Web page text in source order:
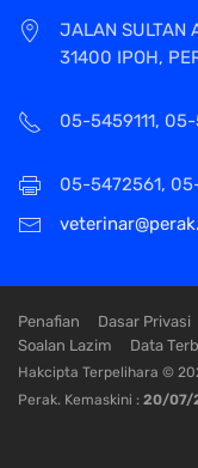
JALAN SULTAN
31400 IPOH,
05-5459111,
05-5472561,
Penafian Dasar Privasi
Soalan Lazim
Data
Hakcipta Terpelihara ©
Perak. Kemaskini : 20/07/